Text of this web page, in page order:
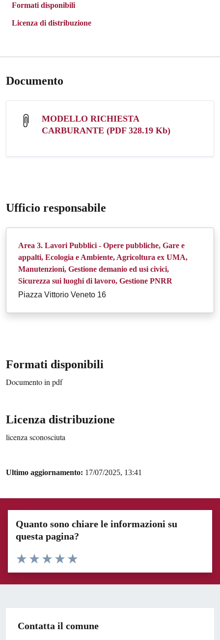
Formati disponibili
Licenza di distribuzione
Documento
MODELLO RICHIESTA
CARBURANTE (PDF 328.19 Kb)
Ufficio responsabile
Area 3. Lavori Pubblici - Opere pubbliche, Gare e
appalti, Ecologia e Ambiente, Agricoltura ex UMA,
Manutenzioni, Gestione demanio ed usi civici,
Sicurezza sui luoghi di lavoro, Gestione PNRR
Piazza Vittorio Veneto 16
Formati disponibili
Documento in pdf
Licenza distribuzione
licenza sconosciuta
Ultimo aggiornamento: 17/07/2025, 13:41
Quanto sono chiare le informazioni su
questa pagina?
Contatta il comune